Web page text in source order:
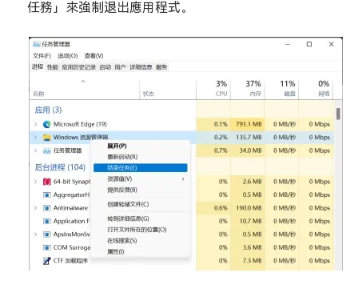
任務」來強制退出應用程式。